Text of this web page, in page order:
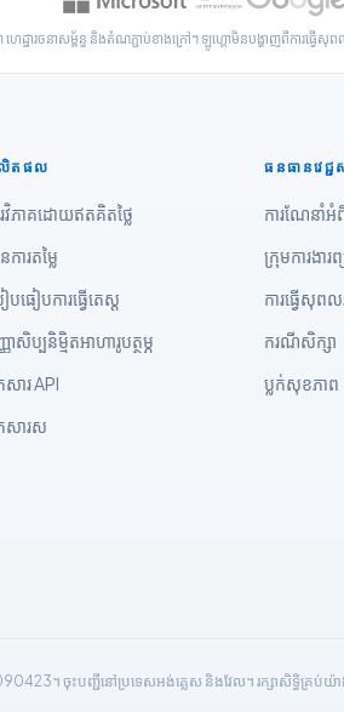
ា ហេដ្ឋារចនាសម្ព័ន្ធ និងតំណភ្ជាប់ខាងក្រៅ។ ឡូហ្គោមិនបង្ហាញពីការធ្វើសុព
តផល
វិភាគដោយឥតគិតថ្លៃ
ការតម្លៃ
បធៀបការធ្វើតេស្ត
ាសិប្បនិម្មិតអាហារូបត្ថម្ភ
ារ API
សារ​ស
ធនធានវេជ្ជ
ការណែនាំអំ
ក្រុមការងារ
ការធ្វើសុព
ករណីសិក្សា
ប្លក់សុខភាព
។ ចុះបញ្ជីនៅប្រទេសអង់គ្លេស និងវែល។ រក្សាសិទ្ធិគ្រប់យ៉ា